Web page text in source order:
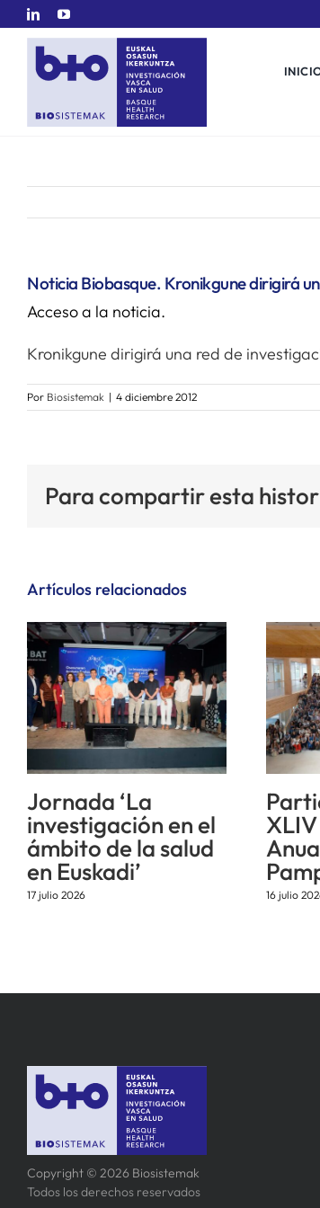
Saltar
contenido
Noticia Biobasque. Kronikgune dirigirá
Acceso a la noticia.
Kronikgune dirigirá una red de
Por Biosistemak | 4 diciembre 2012
Para compartir esta
Artículos relacionados
Jornada ‘La
investigación en el
ámbito de la salud
en Euskadi’
17 julio 2026 16 julio
Copyright © 2026 Biosistemak
Todos los derechos reservados